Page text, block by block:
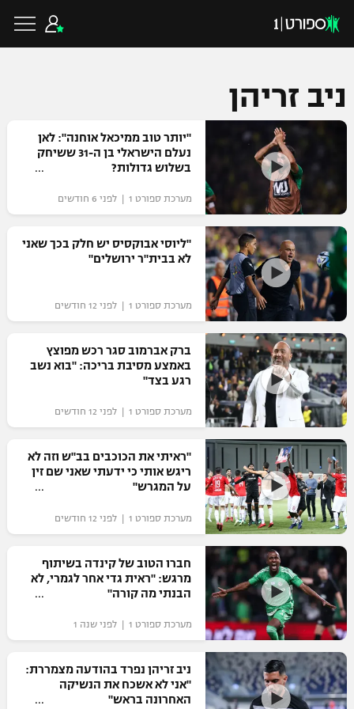
VOD
רץ ברשת
תוצאות
לוח שידורים
ברחבה
"מעל הליגה" – פודקאסט
כדורגל ישראלי
ליגת העל
גביע הטוטו
ליגיונרים
גביע המדינה
נבחרת ישראל
מכבי חיפה
בית"ר ירושלים
מכבי תל אביב
הפועל תל אביב
הפועל חיפה
הפועל באר שבע
מכבי נתניה
בני יהודה
כדורגל עולמי
ליגת האלופות
ליגה אירופית
ליגה אנגלית
ליגה גרמנית
ליגה ספרדית
ליגה איטלקית
ליגה צרפתית
ליגה הולנדית
ליגה סינית
ליגה ברזילאית
ליגות נוספות
כדורסל ישראלי
ליגת ווינר סל
ליגה לאומית
כדורסל נשים
מכבי תל אביב
הפועל חולון
הפועל ירושלים
דני אבדיה
כדורסל עולמי
NBA
יורוליג
יורוקאפ
ענפים נוספים
טניס
כדוריד
כדורעף
שחייה
אגרוף
ספורט אולימפי
UFC
היאבקות WWE
ניב זריהן
"יותר טוב ממיכאל אוחנה": לאן
נעלם הישראלי בן ה-31 ששיחק
בשלוש גדולות?
מערכת ספורט 1 | לפני 6 חודשים
"ליוסי אבוקסיס יש חלק בכך שאני
לא בבית"ר ירושלים"
מערכת ספורט 1 | לפני 12 חודשים
ברק אברמוב סגר רכש מפוצץ
באמצע מסיבת בריכה: "בוא נשב
רגע בצד"
מערכת ספורט 1 | לפני 12 חודשים
"ראיתי את הכוכבים בב"ש וזה לא
ריגש אותי כי ידעתי שאני שם זין
על המגרש"
מערכת ספורט 1 | לפני 12 חודשים
חברו הטוב של קינדה בשיתוף
מרגש: "ראית גדי אחר לגמרי, לא
הבנתי מה קורה"
מערכת ספורט 1 | לפני שנה 1
ניב זריהן נפרד בהודעה מצמררת:
"אני לא אשכח את הנשיקה
האחרונה בראש"